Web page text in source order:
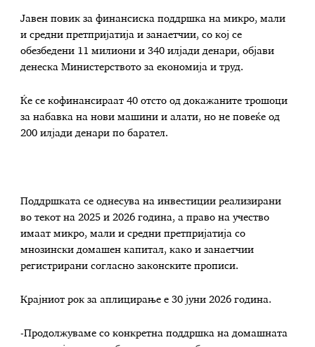
Јавен повик за финансиска поддршка на микро, мали
и средни претпријатија и занаетчии, со кој се
обезбедени 11 милиони и 340 илјади денари, објави
денеска Министерството за економија и труд.
Ќе се кофинансираат 40 отсто од докажаните трошоци
за набавка на нови машини и алати, но не повеќе од
200 илјади денари по барател.
Поддршката се однесува на инвестиции реализирани
во текот на 2025 и 2026 година, а право на учество
имаат микро, мали и средни претпријатија со
мнозински домашен капитал, како и занаетчии
регистрирани согласно законските прописи.
Крајниот рок за аплицирање е 30 јуни 2026 година.
-Продолжуваме со конкретна поддршка на домашната